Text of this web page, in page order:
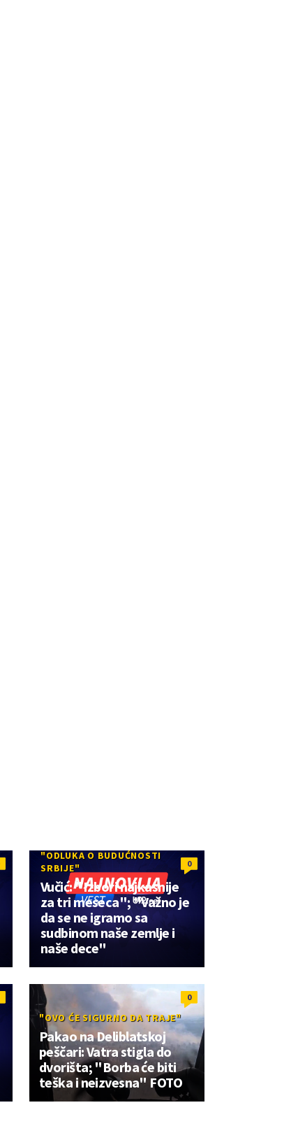
0
"ODLUKA O BUDUĆNOSTI
SRBIJE"
Vučić: "Izbori najkasnije
za tri meseca"; "Važno je
da se ne igramo sa
sudbinom naše zemlje i
naše dece"
0
"OVO ĆE SIGURNO DA TRAJE"
Pakao na Deliblatskoj
peščari: Vatra stigla do
dvorišta; "Borba će biti
teška i neizvesna" FOTO